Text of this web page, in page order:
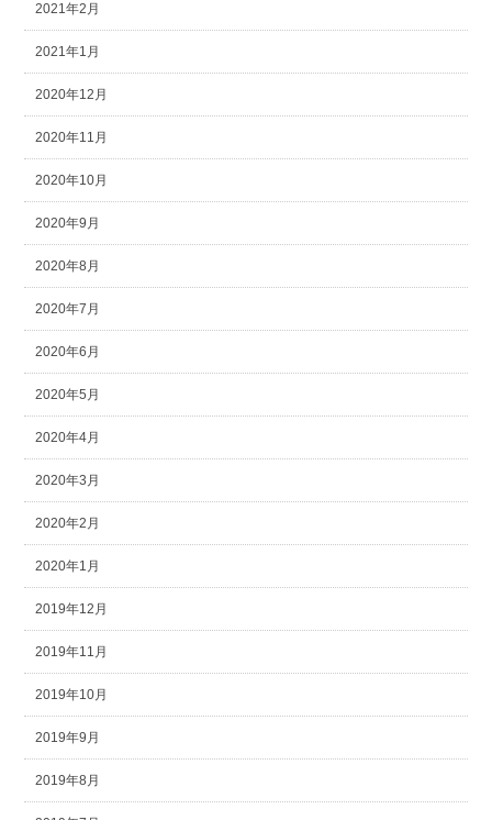
2021年2月
2021年1月
2020年12月
2020年11月
2020年10月
2020年9月
2020年8月
2020年7月
2020年6月
2020年5月
2020年4月
2020年3月
2020年2月
2020年1月
2019年12月
2019年11月
2019年10月
2019年9月
2019年8月